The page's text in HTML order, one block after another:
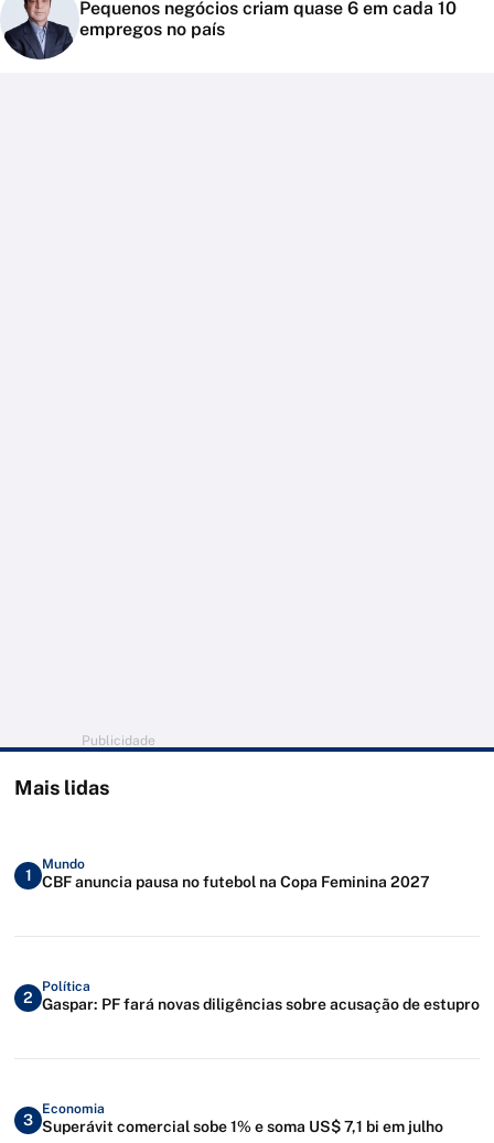
Pequenos negócios criam quase 6 em cada 10
empregos no país
Publicidade
Mais lidas
1
Mundo
CBF anuncia pausa no futebol na Copa Feminina 2027
2
Política
Gaspar: PF fará novas diligências sobre acusação de estupro
3
Economia
Superávit comercial sobe 1% e soma US$ 7,1 bi em julho